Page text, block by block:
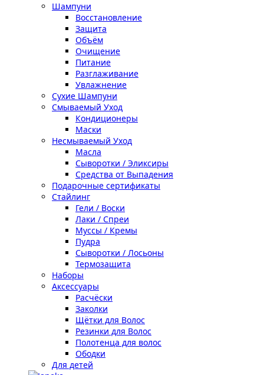
Шампуни
Восстановление
Защита
Объём
Очищение
Питание
Разглаживание
Увлажнение
Сухие Шампуни
Смываемый Уход
Кондиционеры
Маски
Несмываемый Уход
Масла
Сыворотки / Эликсиры
Средства от Выпадения
Подарочные сертификаты
Стайлинг
Гели / Воски
Лаки / Спреи
Муссы / Кремы
Пудра
Сыворотки / Лосьоны
Термозащита
Наборы
Аксессуары
Расчёски
Заколки
Щётки для Волос
Резинки для Волос
Полотенца для волос
Ободки
Для детей